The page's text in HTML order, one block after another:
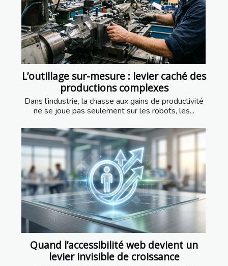
L’outillage sur-mesure : levier caché des
productions complexes
Dans l’industrie, la chasse aux gains de productivité
ne se joue pas seulement sur les robots, les...
Quand l’accessibilité web devient un
levier invisible de croissance